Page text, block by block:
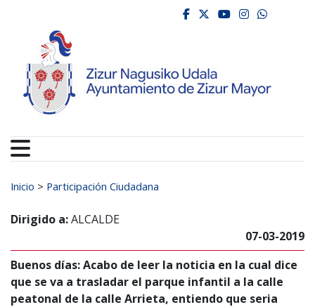
Ayuntamiento de
facebook
twitter
youtube
Buscar:
Inicio > Participación Ciudadana
Dirigido a:ALCALDE
07-03-2019
Buenos días: Acabo de leer la noticia en la cual dice
que se va a trasladar el parque infantil a la calle
peatonal de la calle Arrieta, entiendo que seria